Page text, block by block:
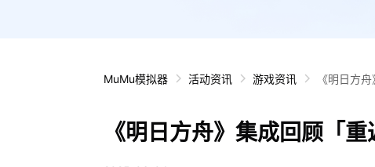
MuMu模拟器 活动资讯 游戏资讯 《明日方
《明日方舟》集成回顾「